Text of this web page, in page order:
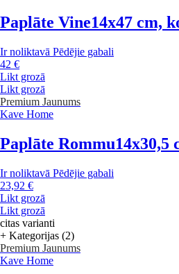
Paplāte Vine14x47 cm,
Ir noliktavā Pēdējie gabali
42 €
Likt grozā
Likt grozā
Premium Jaunums
Kave Home
Paplāte Rommu14x30,5
Ir noliktavā Pēdējie gabali
23,92 €
Likt grozā
Likt grozā
citas varianti
+ Kategorijas (2)
Premium Jaunums
Kave Home